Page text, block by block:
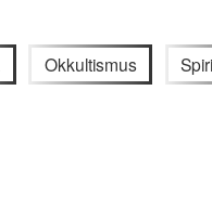
Okkultismus